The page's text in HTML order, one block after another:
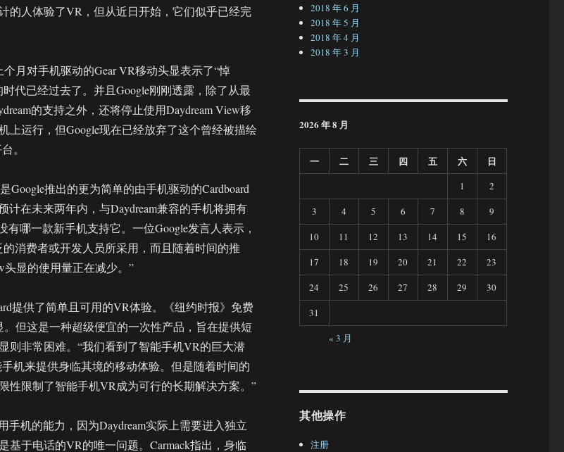
的人体验了VR，但从近日开始，它们似乎已经完
个月对手机驱动的Gear VR移动头显表示了“悼
代已经过去了。并且Google刚刚透露，除了从最
的支持之外，还将停止使用Daydream View移
上运行，但Google现在已经放弃了这个曾经被描绘
。
Google推出的更为简单的由手机驱动的Cardboard
计在未来两年内，与Daydream兼容的手机将拥有
有哪一款新手机支持它。一位Google发言人表示，
消费者或开发人员所采用，而且随着时间的推
头显的使用量正在减少。”
提供了简单且可用的VR体验。《纽约时报》免费
但这是一种超级便宜的一次性产品，旨在提供短
则非常困难。“我们看到了智能手机VR的巨大潜
机来提供身临其境的移动体验。但是随着时间的
性限制了智能手机VR成为可行的长期解决方案。”
手机的能力，因为Daydream实际上需要进入独立
基于电话的VR的唯一问题。Carmack指出，身临
2018 年 6 月
2018 年 5 月
2018 年 4 月
2018 年 3 月
2026 年 8 月
一 二 三 四 五 六 日
1
2
3
4 5 6 7 8
9
10
11 12 13 14 15
16
17
18 19 20 21 22
23
24
25 26 27 28 29
30
31
« 3 月
其他操作
注册